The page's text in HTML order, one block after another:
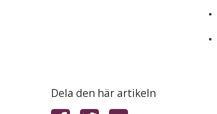
Dela den här artikeln